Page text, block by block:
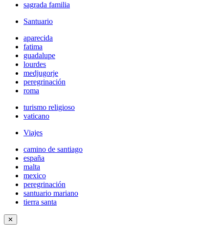
sagrada familia
Santuario
aparecida
fatima
guadalupe
lourdes
medjugorje
peregrinación
roma
turismo religioso
vaticano
Viajes
camino de santiago
españa
malta
mexico
peregrinación
santuario mariano
tierra santa
✕